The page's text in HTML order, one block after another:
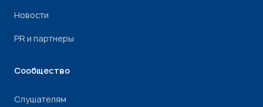
Новости
PR и партнеры
Сообщество
Слушателям